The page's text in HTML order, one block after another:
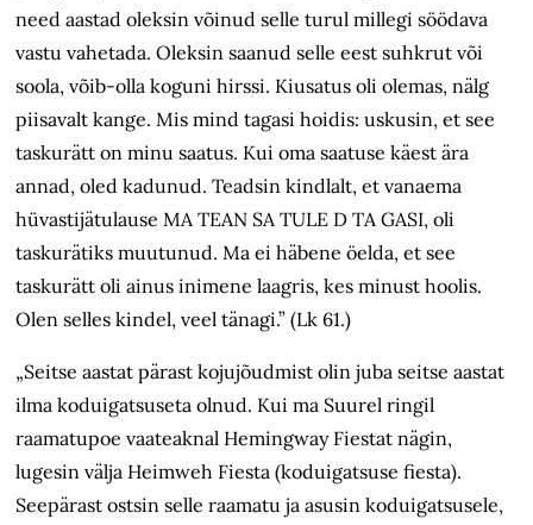
need aastad oleksin võinud selle turul millegi söödava
vastu vahetada. Oleksin saanud selle eest suhkrut või
soola, võib-olla koguni hirssi. Kiusatus oli olemas, nälg
piisavalt kange. Mis mind tagasi hoidis: uskusin, et see
taskurätt on minu saatus. Kui oma saatuse käest ära
annad, oled kadunud. Teadsin kindlalt, et vanaema
hüvastijätulause MA TEAN SA TULE D TA GASI, oli
taskurätiks muutunud. Ma ei häbene öelda, et see
taskurätt oli ainus inimene laagris, kes minust hoolis.
Olen selles kindel, veel tänagi.” (Lk 61.)
„Seitse aastat pärast kojujõudmist olin juba seitse aastat
ilma koduigatsuseta olnud. Kui ma Suurel ringil
raamatupoe vaateaknal Hemingway Fiestat nägin,
lugesin välja Heimweh Fiesta (koduigatsuse fiesta).
Seepärast ostsin selle raamatu ja asusin koduigatsusele,